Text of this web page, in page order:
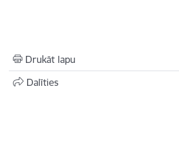
Drukāt lapu
Dalīties